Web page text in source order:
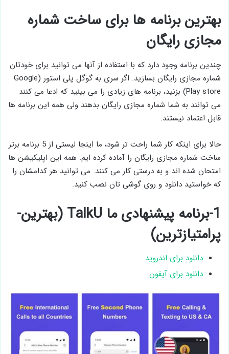
بهترین برنامه ها برای ساخت شماره
مجازی رایگان
چندین برنامه وجود دارد که با استفاده از آنها می توانید برای خودتان
شماره مجازی رایگان بسازید. اگر سری به گوگل پلی استور (Google
Play store) بزنید، برنامه های زیادی را می بینید که ادعا می کنند
می توانند به شما شماره مجازی رایگان بدهند ولی همه این برنامه ها
قابل اعتماد نیستند.
حالا برای اینکه کار شما راحت تر شود، ما اینجا لیستی از 5 برنامه برتر
ساخت شماره مجازی رایگان را آماده کرده ایم. همه این اپلیکیشن ها
امتحان شده اند و به درستی کار می کنند. می توانید هر کدامشان را
که خواستید دانلود و روی گوشی تان نصب کنید.
1-برنامه پیشنهادی ما TalkU (بهترین-
پرامتیازترین)
دانلود برای اندروید
دانلود برای آیفون